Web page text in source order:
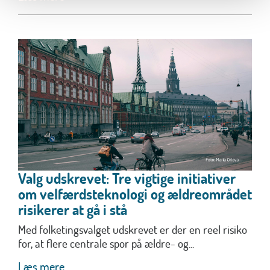
Valg udskrevet: Tre vigtige initiativer
om velfærdsteknologi og ældreområdet
risikerer at gå i stå
Med folketingsvalget udskrevet er der en reel risiko
for, at flere centrale spor på ældre- og...
Læs mere